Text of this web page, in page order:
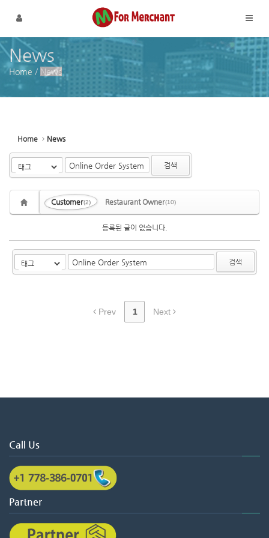
메뉴 건너뛰기
News
Home / News
Home News
검색
Customer(2) Restaurant Owner(10)
등록된 글이 없습니다.
검색
Prev 1 Next
Call Us
Partner